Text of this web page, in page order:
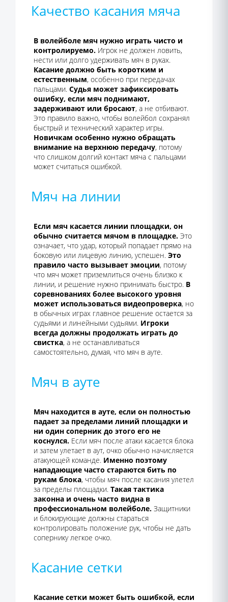
Качество касания мяча
В волейболе мяч нужно играть чисто и
контролируемо. Игрок не должен ловить,
нести или долго удерживать мяч в руках.
Касание должно быть коротким и
естественным, особенно при передачах
пальцами. Судья может зафиксировать
ошибку, если мяч поднимают,
задерживают или бросают, а не отбивают.
Это правило важно, чтобы волейбол сохранял
быстрый и технический характер игры.
Новичкам особенно нужно обращать
внимание на верхнюю передачу, потому
что слишком долгий контакт мяча с пальцами
может считаться ошибкой.
Мяч на линии
Если мяч касается линии площадки, он
обычно считается мячом в площадке. Это
означает, что удар, который попадает прямо на
боковую или лицевую линию, успешен. Это
правило часто вызывает эмоции, потому
что мяч может приземлиться очень близко к
линии, и решение нужно принимать быстро. В
соревнованиях более высокого уровня
может использоваться видеопроверка, но
в обычных играх главное решение остается за
судьями и линейными судьями. Игроки
всегда должны продолжать играть до
свистка, а не останавливаться
самостоятельно, думая, что мяч в ауте.
Мяч в ауте
Мяч находится в ауте, если он полностью
падает за пределами линий площадки и
ни один соперник до этого его не
коснулся. Если мяч после атаки касается блока
и затем улетает в аут, очко обычно начисляется
атакующей команде. Именно поэтому
нападающие часто стараются бить по
рукам блока, чтобы мяч после касания улетел
за пределы площадки. Такая тактика
законна и очень часто видна в
профессиональном волейболе. Защитники
и блокирующие должны стараться
контролировать положение рук, чтобы не дать
сопернику легкое очко.
Касание сетки
Касание сетки может быть ошибкой, если